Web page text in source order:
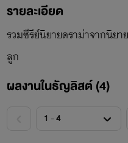
รายละเอียด
รวมซีรีย์นิยายดราม่าจากนิย
ลูก
ผลงานในธัญลิสต์ (4)